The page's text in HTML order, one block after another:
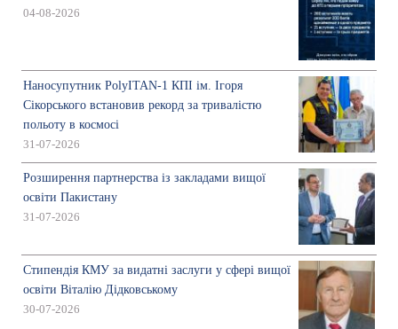
04-08-2026
Наносупутник PolyITAN-1 КПІ ім. Ігоря
Сікорського встановив рекорд за тривалістю
польоту в космосі
31-07-2026
Розширення партнерства із закладами вищої
освіти Пакистану
31-07-2026
Стипендія КМУ за видатні заслуги у сфері вищої
освіти Віталію Дідковському
30-07-2026